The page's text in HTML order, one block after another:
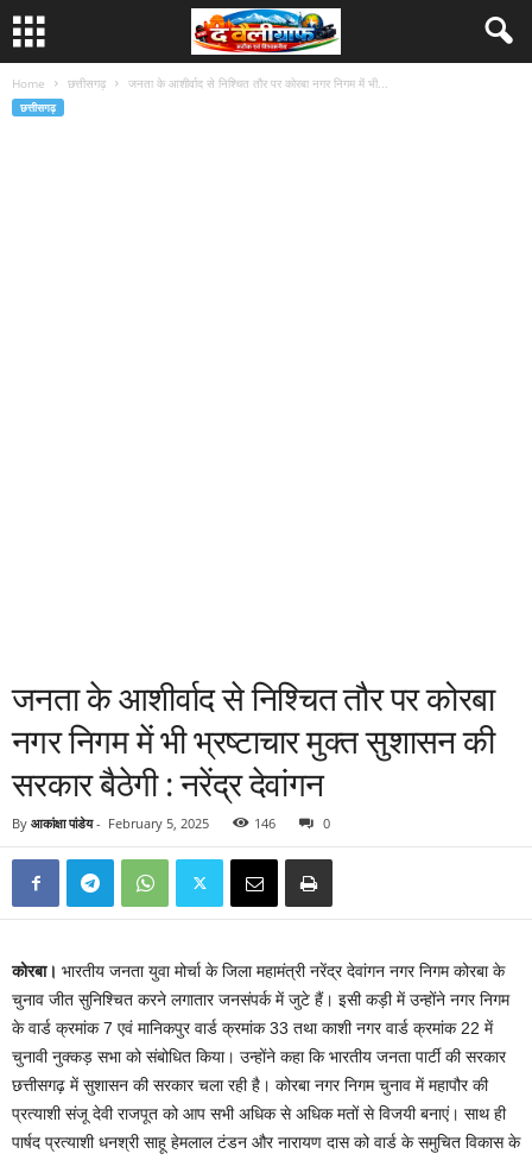
Home छत्तीसगढ़ जनता के आशीर्वाद से निश्चित तौर पर कोरबा नगर निगम में भी...
छत्तीसगढ़
जनता के आशीर्वाद से निश्चित तौर पर कोरबा
नगर निगम में भी भ्रष्टाचार मुक्त सुशासन की
सरकार बैठेगी : नरेंद्र देवांगन
By आकांक्षा पांडेय- February 5, 2025 146 0
कोरबा। भारतीय जनता युवा मोर्चा के जिला महामंत्री नरेंद्र देवांगन नगर निगम कोरबा के
चुनाव जीत सुनिश्चित करने लगातार जनसंपर्क में जुटे हैं। इसी कड़ी में उन्होंने नगर निगम
के वार्ड क्रमांक 7 एवं मानिकपुर वार्ड क्रमांक 33 तथा काशी नगर वार्ड क्रमांक 22 में
चुनावी नुक्कड़ सभा को संबोधित किया। उन्होंने कहा कि भारतीय जनता पार्टी की सरकार
छत्तीसगढ़ में सुशासन की सरकार चला रही है। कोरबा नगर निगम चुनाव में महापौर की
प्रत्याशी संजू देवी राजपूत को आप सभी अधिक से अधिक मतों से विजयी बनाएं। साथ ही
पार्षद प्रत्याशी धनश्री साहू हेमलाल टंडन और नारायण दास को वार्ड के समुचित विकास के